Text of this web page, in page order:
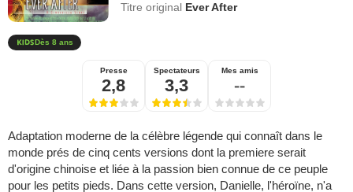
Titre original Ever After
Dès 8 ans
Presse
2,8
Spectateurs
3,3
Mes amis
--
Adaptation moderne de la célèbre légende qui connaît dans le
monde prés de cinq cents versions dont la premiere serait
d'origine chinoise et liée à la passion bien connue de ce peuple
pour les petits pieds. Dans cette version, Danielle, l'héroïne, n'a